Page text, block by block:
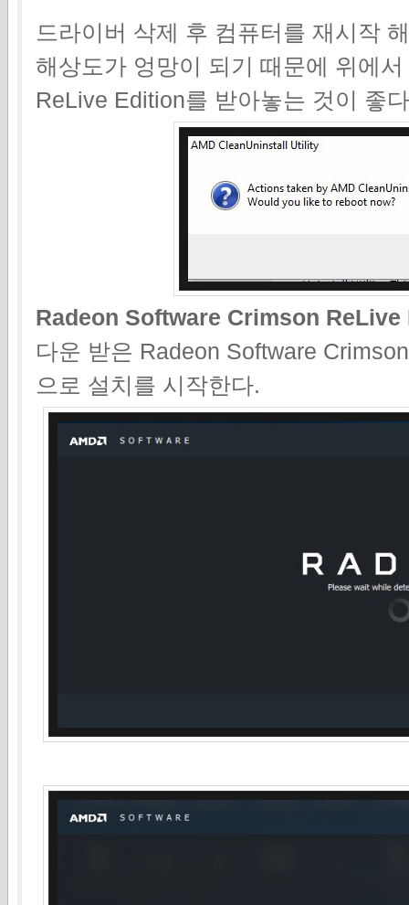
드라이버 삭제 후 컴퓨터를 재시작
해상도가 엉망이 되기 때문에 위에
ReLive Edition를 받아놓는 것이 좋
Radeon Software Crimson ReLive
다운 받은 Radeon Software
으로 설치를 시작한다.